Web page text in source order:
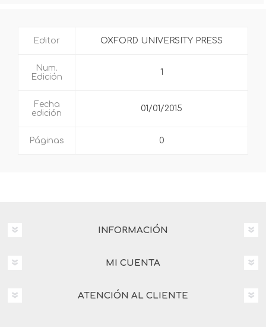
Editor OXFORD UNIVERSITY PRESS
Num.
Edición
1
Fecha
edición
01/01/2015
Páginas 0
INFORMACIÓN
MI CUENTA
ATENCIÓN AL CLIENTE